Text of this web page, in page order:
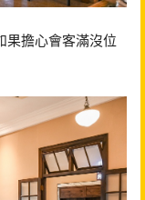
果擔心會客滿沒位